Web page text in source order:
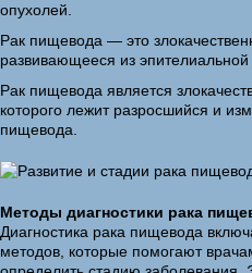
опухолей.
Рак пищевода — это
развивающееся из
Рак пищевода является
которого лежит разросшийся и
пищевода.
Методы диагностики рака
Диагностика рака пищевода
методов, которые помогают